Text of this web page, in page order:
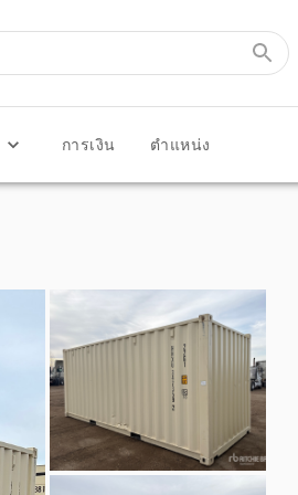
การเงิน ตำแหน่ง